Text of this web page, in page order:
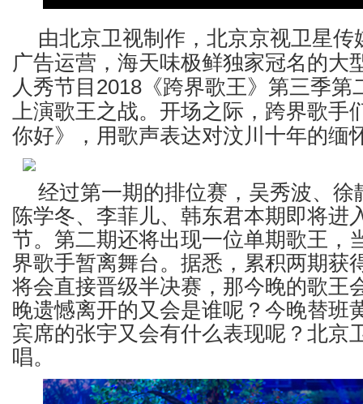
由北京卫视制作，北京京视卫星传
广告运营，海天味极鲜独家冠名的大
人秀节目2018《跨界歌王》第三季第
上演歌王之战。开场之际，跨界歌手
你好》，用歌声表达对汶川十年的缅
经过第一期的排位赛，吴秀波、徐
陈学冬、李菲儿、韩东君本期即将进
节。第二期还将出现一位单期歌王，
界歌手暂离舞台。据悉，累积两期获
将会直接晋级半决赛，那今晚的歌王
晚遗憾离开的又会是谁呢？今晚替班
宾席的张宇又会有什么表现呢？北京
唱。